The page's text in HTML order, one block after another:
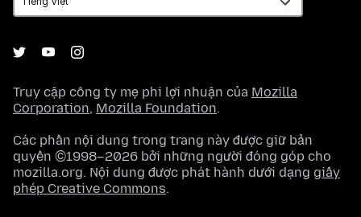
Truy cập công ty mẹ phi lợi nhuận của Mozilla
Corporation, Mozilla Foundation.
Các phần nội dung trong trang này được giữ bản
quyền ©1998–2026 bởi những người đóng góp cho
mozilla.org. Nội dung được phát hành dưới dạng giấy
phép Creative Commons.